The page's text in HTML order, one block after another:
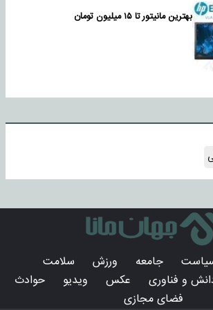
بهترین مانیتور تا ۱۵ میلیون تومان
جامعه ورزش
سلامت
و فناوری عکس ویدیو
حوادث
فضای مجازی